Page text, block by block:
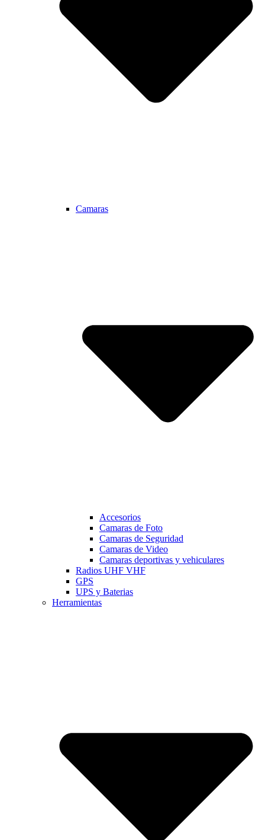
Camaras
Accesorios
Camaras de Foto
Camaras de Seguridad
Camaras de Video
Camaras deportivas y vehiculares
Radios UHF VHF
GPS
UPS y Baterias
Herramientas